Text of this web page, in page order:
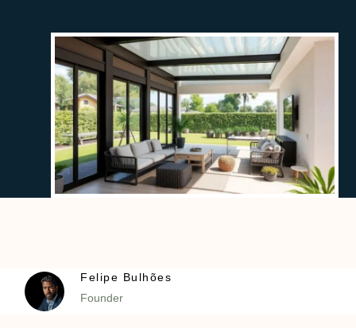
Felipe Bulhões
Founder